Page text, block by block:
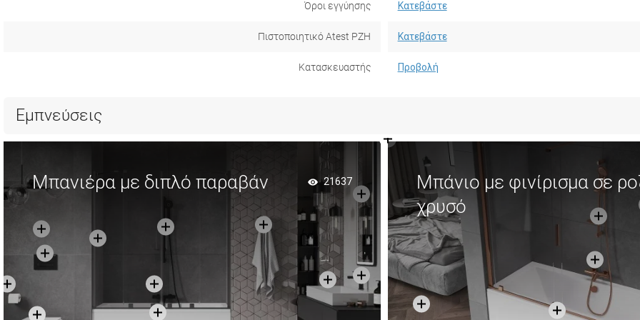
Όροι εγγύησης Κατεβάστε
Πιστοποιητικό Atest PZH Κατεβάστε
Κατασκευαστής Προβολή
Εμπνεύσεις
Μπανιέρα με διπλό παραβάν 21637
Μπάνιο με φινίρισμα σε
χρυσό